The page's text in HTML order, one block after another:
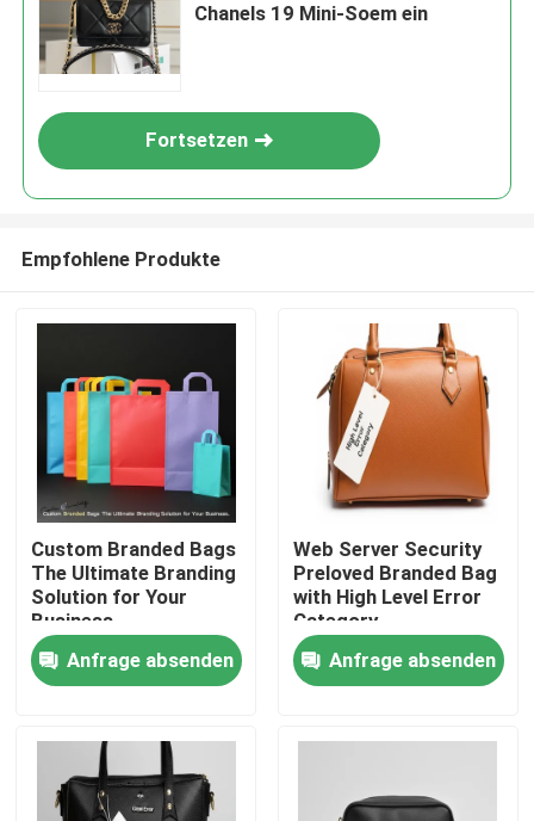
Haus
Produkte
Videos
Chanels 19 Mini-Soem ein
Fortsetzen
Empfohlene Produkte
Custom Branded Bags
The Ultimate Branding
Solution for Your
Business
Anfrage absenden
Web Server Security
Preloved Branded Bag
with High Level Error
Category
Anfrage absenden